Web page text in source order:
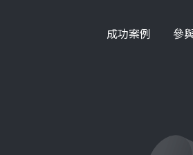
成功案例 參